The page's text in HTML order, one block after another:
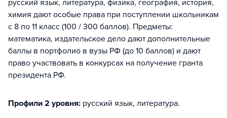
русский язык, литература, физика, география, история,
химия дают особые права при поступлении школьникам
с 8 по 11 класс (100 / 300 баллов). Предметы:
математика, издательское дело дают дополнительные
баллы в портфолио в вузы РФ (до 10 баллов) и дают
право участвовать в конкурсах на получение гранта
президента РФ.
Профили 2 уровня: русский язык, литература.